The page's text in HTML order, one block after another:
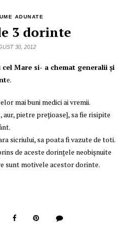
ADUNATE
3 dorinte
30, 2012
Mare si- a chemat generalii şi
e.
mai buni medici ai vremii.
pietre preţioase], sa fie risipite
sicriului, sa poata fi vazute de toti.
de aceste dorinţele neobişnuite
sunt motivele acestor dorinte.